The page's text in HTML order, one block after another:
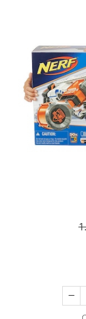
Rechizite si
Ghiozdane si genti
Harti de perete si
pamantesti
Plastilina
Librarie online
Fictiune
Manuale si
Aspiratoare
Cadite bebe si
Creme si lotiuni
Olite si